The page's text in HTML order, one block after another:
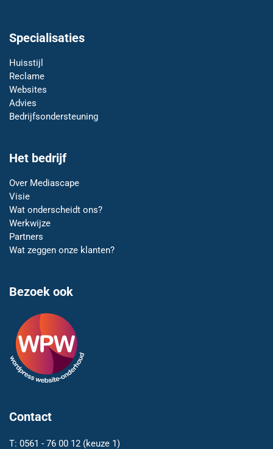
Specialisaties
Huisstijl
Reclame
Websites
Advies
Bedrijfsondersteuning
Het bedrijf
Over Mediascape
Visie
Wat onderscheidt ons?
Werkwijze
Partners
Wat zeggen onze klanten?
Bezoek ook
Contact
T: 0561 - 76 00 12 (keuze 1)